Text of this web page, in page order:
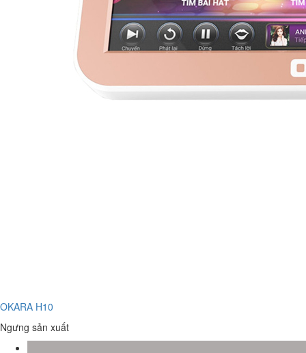
OKARA H10
Ngưng sản xuất